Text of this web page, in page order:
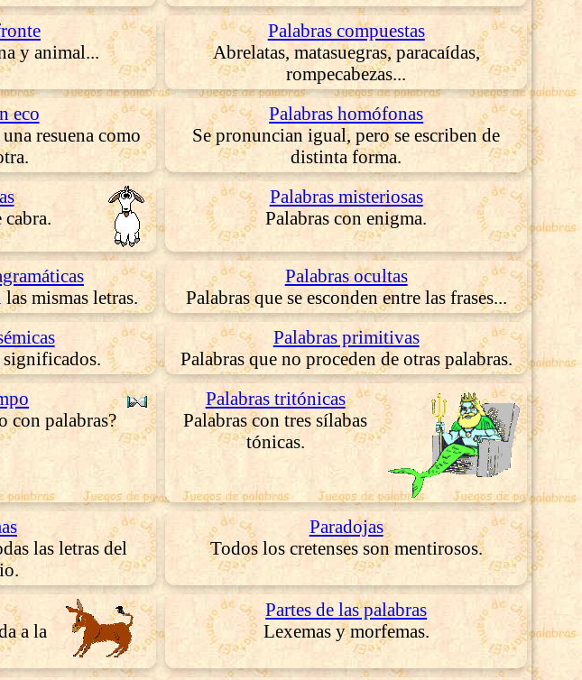
y animal...
Palabras compuestas
Abrelatas, matasuegras, paracaídas,
rompecabezas...
eco
resuena como
Palabras homófonas
Se pronuncian igual, pero se escriben de
distinta forma.
Palabras misteriosas
Palabras con enigma.
mismas letras.
Palabras ocultas
Palabras que se esconden entre las frases...
Palabras primitivas
Palabras que no proceden de otras palabras.
con palabras?
Palabras tritónicas
Palabras con tres sílabas
tónicas.
las letras del
Paradojas
Todos los cretenses son mentirosos.
a la
Partes de las palabras
Lexemas y morfemas.